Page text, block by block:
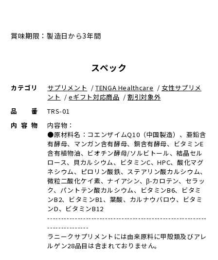
賞味期限：製造日から3年間
スペック
カテゴリ サプリメント / TENGA Healthcare / 女性サプリメ
ント /eギフト対応商品 /割引対象外
品番
TRS-01
内容物
内容物：
●原材料名：コエンザイムQ10（中国製造）、亜鉛含
有酵母、マンガン含有酵母、銅含有酵母、ビタミンE
含有植物油、ビオチン酵母/ソルビトール、結晶セル
ロース、貝カルシウム、ビタミンC、HPC、酸化マグ
ネシウム、ピロリン酸鉄、ステアリン酸カルシウム、
微粒二酸化ケイ素、ナイアシン、β-カロテン、セラッ
ク、パントテン酸カルシウム、ビタミンB6、ビタミ
ンB2、ビタミンB1、葉酸、カルナウバロウ、ビタミ
ンD、ビタミンB12
----------------------------------------------------------
---------------
ラニークサプリメントには由来原料に甲殻類及びアレ
ルゲン28品目は含まれておりません。